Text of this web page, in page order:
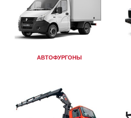
АВТОФУРГОНЫ